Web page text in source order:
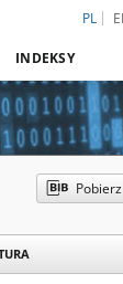
PL
INDEKSY